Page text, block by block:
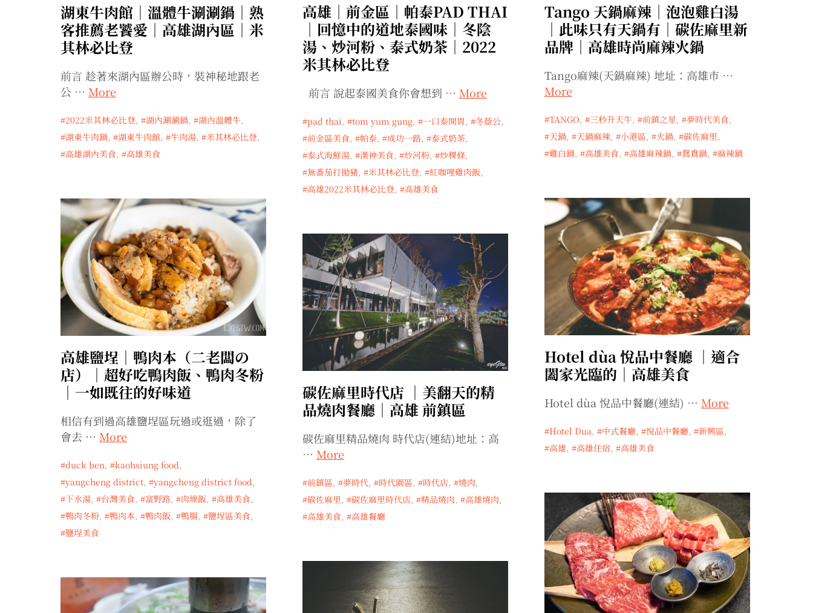
湖東牛肉館｜溫體牛涮涮鍋｜熟
客推薦老饕愛｜高雄湖內區｜米
其林必比登
前言 趁著來湖內區辦公時，裝神秘地跟老
公 … More
2022米其林必比登, 湖內涮涮鍋, 湖內溫體牛,
湖東牛肉鍋, 湖東牛肉館, 牛肉湯, 米其林必比登,
高雄湖內美食, 高雄美食
高雄｜前金區｜帕泰PAD THAI
｜回憶中的道地泰國味｜冬陰
湯、炒河粉、泰式奶茶｜2022
米其林必比登
前言 說起泰國美食你會想到 … More
pad thai, tom yum gung, 一口泰開胃, 冬蔭公,
前金區美食, 帕泰, 成功一路, 泰式奶茶,
泰式海鮮湯, 漢神美食, 炒河粉, 炒粿條,
無番茄打拋豬, 米其林必比登, 紅咖哩雞肉飯,
高雄2022米其林必比登, 高雄美食
Tango 天鍋麻辣｜泡泡雞白湯
｜此味只有天鍋有｜碳佐麻里新
品牌｜高雄時尚麻辣火鍋
Tango麻辣(天鍋麻辣) 地址：高雄市 …
More
TANGO, 三秒升天牛, 前鎮之星, 夢時代美食,
天鍋, 天鍋麻辣, 小港區, 火鍋, 碳佐麻里,
雞白鍋, 高雄美食, 高雄麻辣鍋, 鴛鴦鍋, 麻辣鍋
Hotel dùa 悅品中餐廳 ｜適合
闔家光臨的｜高雄美食
Hotel dùa 悅品中餐廳(連結) … More
Hotel Dua, 中式餐廳, 悅品中餐廳, 新興區,
高雄, 高雄住宿, 高雄美食
高雄鹽埕｜鴨肉本（二老闆の
店）｜超好吃鴨肉飯、鴨肉冬粉
｜一如既往的好味道
相信有到過高雄鹽埕區玩過或逛過，除了
會去 … More
duck ben, kaohsiung food,
yangcheng district, yangcheng district food,
下水湯, 台灣美食, 富野路, 肉燥飯, 高雄美食,
鴨肉冬粉, 鴨肉本, 鴨肉飯, 鴨腸, 鹽埕區美食,
鹽埕美食
碳佐麻里時代店 ｜美翻天的精
品燒肉餐廳｜高雄 前鎮區
碳佐麻里精品燒肉 時代店(連結)地址：高
… More
前鎮區, 夢時代, 時代園區, 時代店, 燒肉,
碳佐麻里, 碳佐麻里時代店, 精品燒肉, 高雄燒肉,
高雄美食, 高雄餐廳